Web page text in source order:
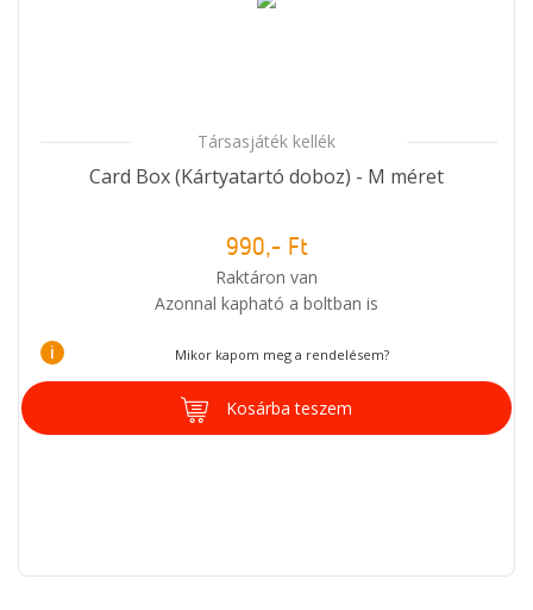
Társasjáték kellék
Card Box (Kártyatartó doboz) - M méret
990,- Ft
Raktáron van
Azonnal kapható a boltban is
i Mikor kapom meg a rendelésem?
Kosárba teszem